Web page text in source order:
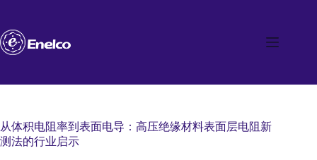
内
容
从体积电阻率到表面电导：高压绝缘材料表面层电阻新
测法的行业启示